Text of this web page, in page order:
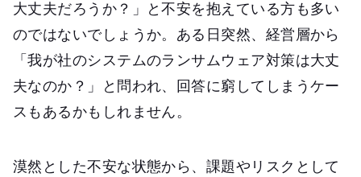
大丈夫だろうか？」と不安を抱えている方も多い
のではないでしょうか。ある日突然、経営層から
「我が社のシステムのランサムウェア対策は大丈
夫なのか？」と問われ、回答に窮してしまうケー
スもあるかもしれません。
漠然とした不安な状態から、課題やリスクとして